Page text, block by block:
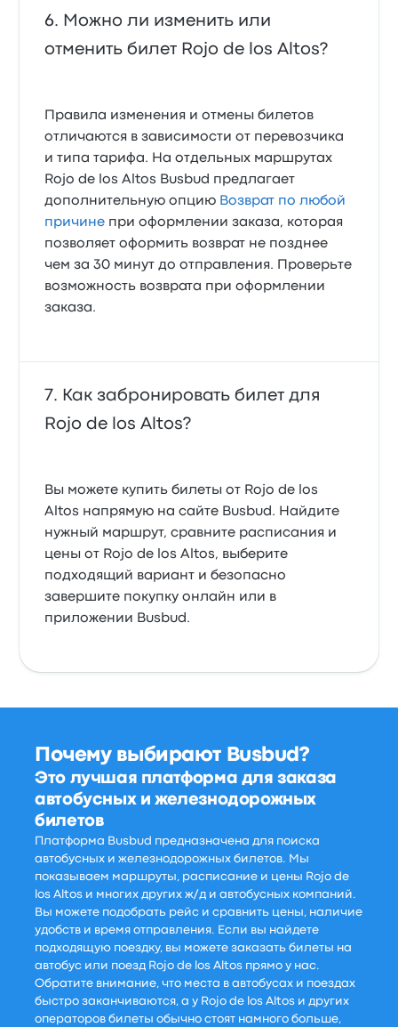
Можно ли изменить или
отменить билет Rojo de los Altos?
Правила изменения и отмены билетов
отличаются в зависимости от перевозчика
и типа тарифа. На отдельных маршрутах
Rojo de los Altos Busbud предлагает
дополнительную опцию Возврат по любой
причине при оформлении заказа, которая
позволяет оформить возврат не позднее
чем за 30 минут до отправления. Проверьте
возможность возврата при оформлении
заказа.
Как забронировать билет для
Rojo de los Altos?
Вы можете купить билеты от Rojo de los
Altos напрямую на сайте Busbud. Найдите
нужный маршрут, сравните расписания и
цены от Rojo de los Altos, выберите
подходящий вариант и безопасно
завершите покупку онлайн или в
приложении Busbud.
Почему выбирают Busbud?
Это лучшая платформа для заказа
автобусных и железнодорожных
билетов
Платформа Busbud предназначена для поиска
автобусных и железнодорожных билетов. Мы
показываем маршруты, расписание и цены Rojo de
los Altos и многих других ж/д и автобусных компаний.
Вы можете подобрать рейс и сравнить цены, наличие
удобств и время отправления. Если вы найдете
подходящую поездку, вы можете заказать билеты на
автобус или поезд Rojo de los Altos прямо у нас.
Обратите внимание, что места в автобусах и поездах
быстро заканчиваются, а у Rojo de los Altos и других
операторов билеты обычно стоят намного больше,